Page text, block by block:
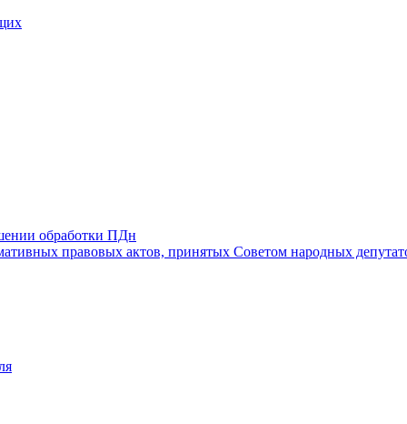
обработки ПДн
правовых актов, принятых Советом народных